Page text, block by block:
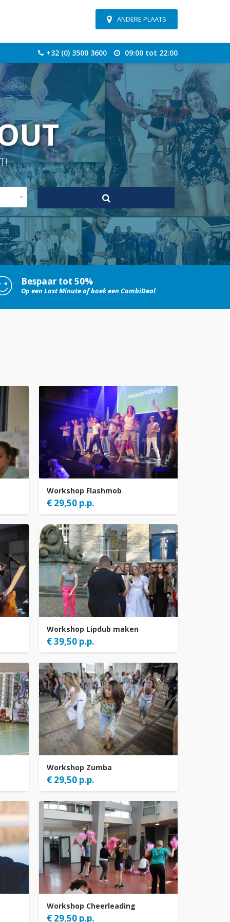
ANDERE PLAATS
+32 (0) 3500 3600 09:00 tot 22:00
Bespaar tot 50%
Op een Last Minute of boek een CombiDeal
Workshop Flashmob
€ 29,50 p.p.
Workshop Lipdub maken
€ 39,50 p.p.
Workshop Zumba
€ 29,50 p.p.
Workshop Cheerleading
€ 29,50 p.p.